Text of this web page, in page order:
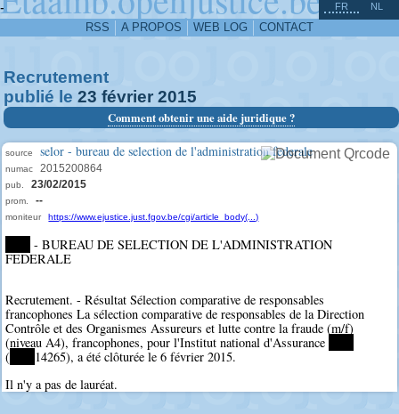
-
RSS A PROPOS WEB LOG CONTACT
FR NL
Recrutement
publié le 23 février 2015
Comment obtenir une aide juridique ?
source selor - bureau de selection de l'administration federale
numac 2015200864
pub. 23/02/2015
prom. --
moniteur https://www.ejustice.just.fgov.be/cgi/article_body(...)
- BUREAU DE SELECTION DE L'ADMINISTRATION
FEDERALE
Recrutement. - Résultat Sélection comparative de responsables
francophones La sélection comparative de responsables de la Direction
Contrôle et des Organismes Assureurs et lutte contre la fraude (m/f)
(niveau A4), francophones, pour l'Institut national d'Assurance
(
14265), a été clôturée le 6 février 2015.
Il n'y a pas de lauréat.
^